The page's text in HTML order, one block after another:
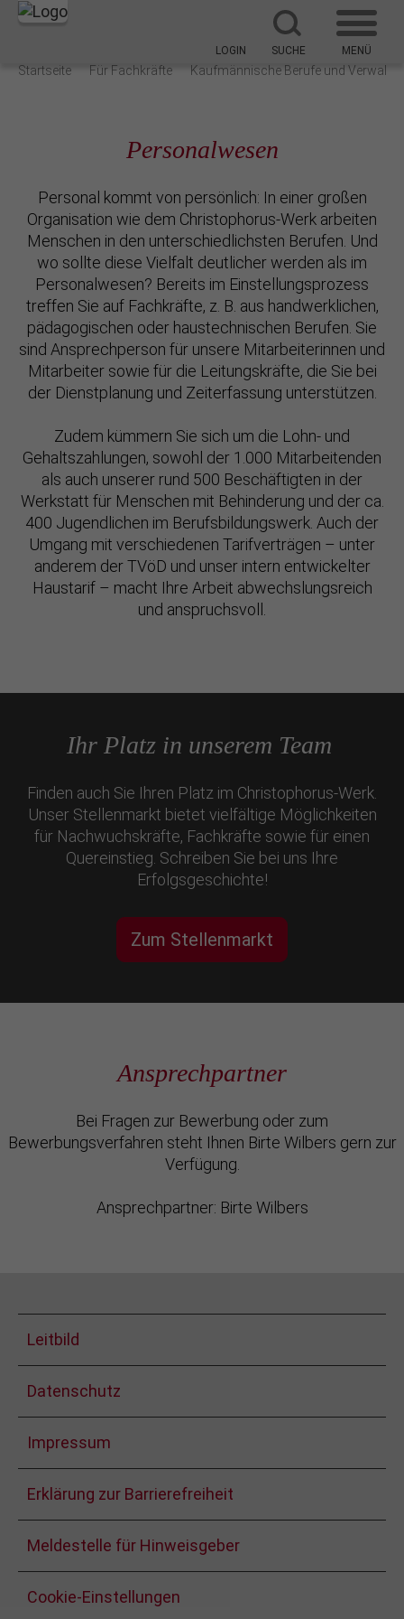
SUCHE MENÜ
LOGIN
Startseite Für Fachkräfte Kaufmännische Berufe und
Personalwesen
Personal kommt von persönlich: In einer großen
Organisation wie dem Christophorus-Werk arbeiten
Menschen in den unterschiedlichsten Berufen. Und
wo sollte diese Vielfalt deutlicher werden als im
Personalwesen? Bereits im Einstellungsprozess
treffen Sie auf Fachkräfte, z. B. aus handwerklichen,
pädagogischen oder haustechnischen Berufen. Sie
sind Ansprechperson für unsere Mitarbeiterinnen und
Mitarbeiter sowie für die Leitungskräfte, die Sie bei
der Dienstplanung und Zeiterfassung unterstützen.
Zudem kümmern Sie sich um die Lohn- und
Gehaltszahlungen, sowohl der 1.000 Mitarbeitenden
als auch unserer rund 500 Beschäftigten in der
Werkstatt für Menschen mit Behinderung und der ca.
400 Jugendlichen im Berufsbildungswerk. Auch der
Umgang mit verschiedenen Tarifverträgen – unter
anderem der TVöD und unser intern entwickelter
Haustarif – macht Ihre Arbeit abwechslungsreich
und anspruchsvoll.
Ihr Platz in unserem Team
Finden auch Sie Ihren Platz im Christophorus-Werk.
Unser Stellenmarkt bietet vielfältige Möglichkeiten
für Nachwuchskräfte, Fachkräfte sowie für einen
Quereinstieg. Schreiben Sie bei uns Ihre
Erfolgsgeschichte!
Zum Stellenmarkt
Ansprechpartner
Bei Fragen zur Bewerbung oder zum
Bewerbungsverfahren steht Ihnen Birte Wilbers gern zur
Verfügung.
Ansprechpartner: Birte Wilbers
Leitbild
Datenschutz
Impressum
Erklärung zur Barrierefreiheit
Meldestelle für Hinweisgeber
Cookie-Einstellungen